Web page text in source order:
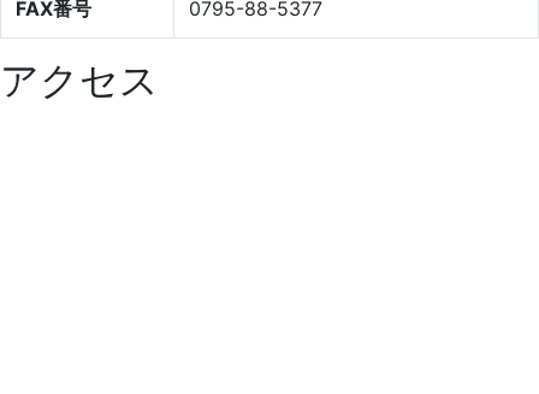
FAX番号 0795-88-5377
アクセス